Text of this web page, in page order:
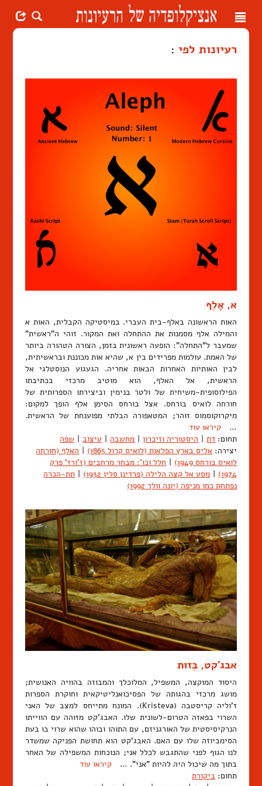
Toggle
רעיונות לפי :
א, אָלֶף
האות הראשונה באלף-בית העברי. במיסטיקה הקבלית, האות א
והמילה אלף מסמנות את ההתחלה ואת המקור. זוהי ה"ראשית"
שמעבר ל"התחלה": הופעה ראשונית בזמן, הצורה הטהורה ביותר
של האמת. עולמות מפרידים בין א, שהיא אות מכוננת ובראשיתית,
לבין האותיות האחרות הבאות אחריה. הגעגוע הנוסטלגי אל
הראשית, אל האלף, הוא מוטיב מרכזי בכתיבתו
הפילוסופית-משיחית של ולטר בנימין וביצירתו הספרותית של
חורחה לואיס בורחס. אצל בורחס הסימן אלף הופך למקום:
מיקרוקוסמוס זוהר; המטאפורה הבלתי מפוענחת של הראשית.
… קיראו עוד
תחום: דת | היסטוריה וזיכרון | מחשבה | עיצוב | שפה
יצירה: אליס בארץ הפלאות (לואיס קרול 1865) | האלף (חורחה
לואיס בורחס 1949)
| חלל וכו': מבחר מרחבים (ז'ורז' פרק
1974)
| מסע אל קצה הלילה (פרדינן סלין 1932) | תת-הכרה
נפתחת כמו מניפה (יונה וולך 1992)
אבג'קט, בְּזוּת
היסוד המוקצה, המשפיל, המלוכלך והמבוזה בהוויה האנושית;
מושג מרכזי בהגותה של הפסיכואנליטיקאית וחוקרת הספרות
ז'וליה קריסטבה (Kristeva). המונח מתייחס למצב של האני
השרוי בפאזה הטרום-לשונית שלו. האבג'קט מזוהה עם הווייתו
הנרקיסיסטית של האורגניזם, עם התוהו ובוהו שהוא שרוי בו בעת
הסימביוזה שלו עם האם. האבג'קט הוא תחושת הפניקה שמשדר
לנו הגוף לפני שהתגבש לכלל אני; הנוכחות המשפילה של האחר
בתוך מה שיכול היה להיות "אני". … קיראו עוד
תחום: ביקורת